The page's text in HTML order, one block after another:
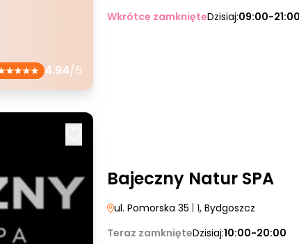
4.94/5
Wkrótce zamknięteDzisiaj:09:00-21:00
Bajeczny Natur SPA
ul. Pomorska 35 | 1, Bydgoszcz
Teraz zamknięteDzisiaj:10:00-20:00